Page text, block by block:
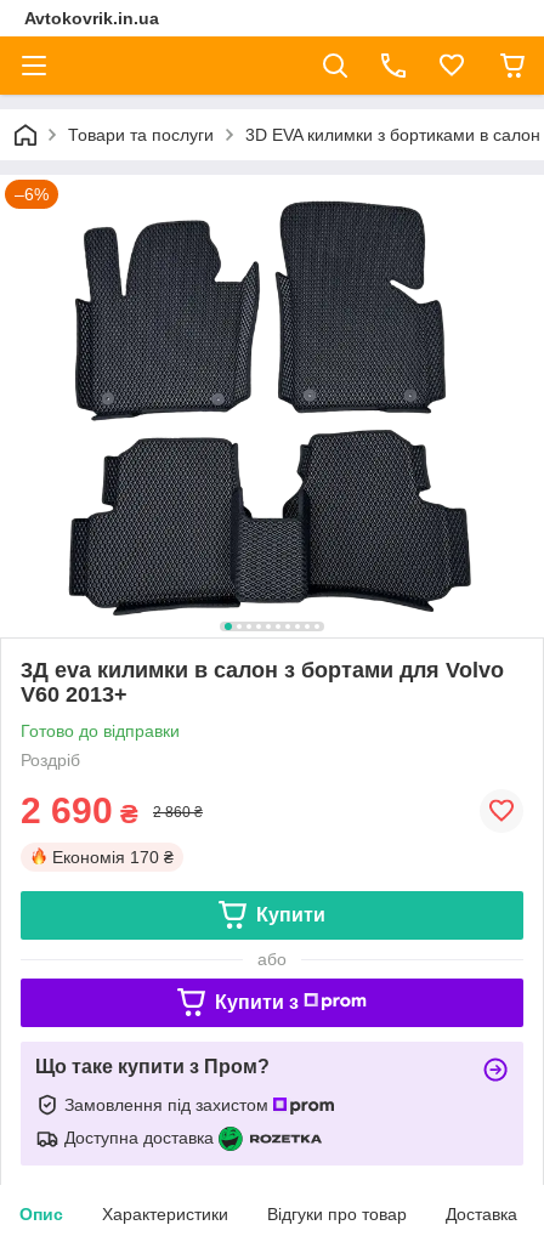
Avtokovrik.in.ua
Товари та послуги 3D EVA килимки з бортиками в салон
–6%
3Д eva килимки в салон з бортами для Volvo
V60 2013+
Готово до відправки
Роздріб
2 690 ₴ 2 860 ₴
Економія 170 ₴
Купити
або
Купити з
Що таке купити з Пром?
Замовлення під захистом
Доступна доставка
Опис Характеристики Відгуки про товар Доставка